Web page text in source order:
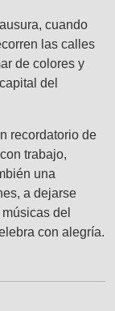
cuando
las calles
de colores y
del
recordatorio de
trabajo,
una
a dejarse
del
con alegría.